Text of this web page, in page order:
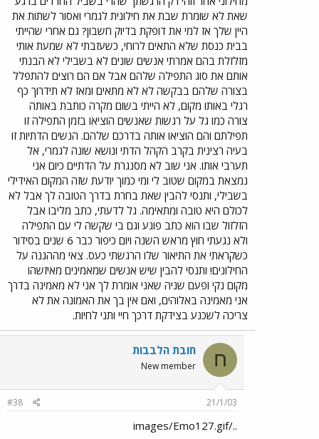
שאת לא שומרת שבת את חילונית לגמרי ואסור לשתות את
היין שלך אז למי את דופקת בדיוק חשבון? גם אחרי שהייתי
בבית כנסת שלא התאים לרוחי, כשעזבתי לא שמעת אותי
מזלזלת בהם אמרתי אנשים שונים לא בשבילי לא הבנתי
אותם את סוג התפילה שלהם אבל אם הם רוצים להתפלל
בצורה שלהם בבקשה לא לא מתאים ומאז לא תידרוך כף
רגלי באותו מקום, לא הייתי בשום מקרה כותבת באותה
צורה כמו גל על רגשות שאנשים הוציאו בזמן התפילה זו
תפילתם והם הוציאו אותה בדרכם שלהם. הנשים הדתיות זו
בעיה רצינית בקרב הקהל הדתי ונושא שונה לגמרי, אל
תערבי אותו. אני שוב לא מסנגרת על הדתיים כיום אני
נמצאת במקום שטוב לי ומי כמוך יודעת שזה המקום האידילי
בשבילי, ותנסי להבין שאת בחרת בדרך הטובה לך אבל לא
לכולם היא טובה ומתאימה. גל לדעתי, כתב מליבו אבל
הזלזול שבו הוא כתב פוגע וגם בי שקשה לי עם התפילה
ולא נגעתי חוץ מראש השנה ויום כיפור כבר 6 שנים בסידור
כשקראתי את התיאור שלו הרגשתי כעס. צאי מההגנה על
החילונים! ותנסי להבין שיש אנשים שמאמינים מאיזשהו
מקום נקי ופעם שניה שאני אומרת לך אני לא מאמינה בדרך
אני מאמינה באלוהים, ואם אין בך את האמונה את לא
צריכה לשכנע בצידקת דרכך חיי ותני לחיות.
ח חובת הלבבות
New member
21/1/03
#38
../images/Emo127.gif